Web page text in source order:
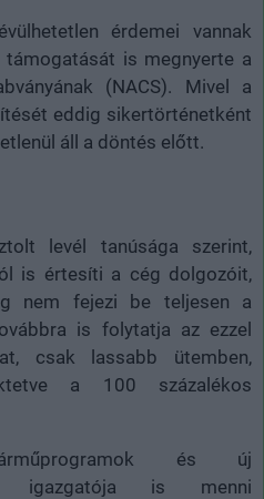
érdemei vannak
is megnyerte a
(NACS). Mivel a
eddig sikertörténetként
áll a döntés előtt.
levél tanúsága szerint,
is értesíti a cég dolgozóit,
nem fejezi be teljesen a
is folytatja az ezzel
csak lassabb ütemben,
a 100 százalékos
és új
igazgatója is menni